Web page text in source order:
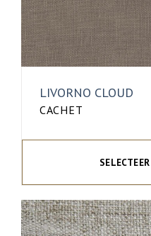
LIVORNO CLOUD
CACHET